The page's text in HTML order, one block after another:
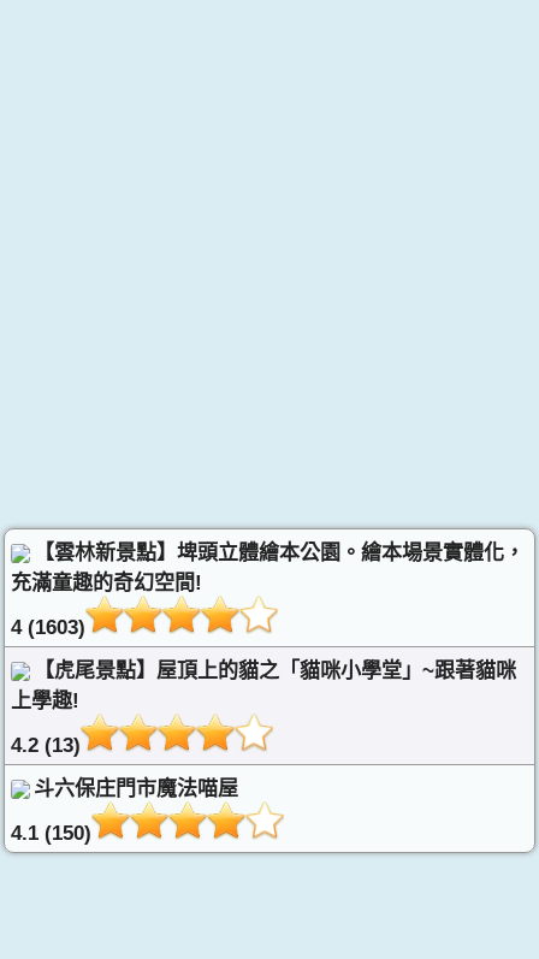
【雲林新景點】埤頭立體繪本公園。繪本場景實體化，
充滿童趣的奇幻空間!
4 (1603)
【虎尾景點】屋頂上的貓之「貓咪小學堂」~跟著貓咪
上學趣!
4.2 (13)
斗六保庄門市魔法喵屋
4.1 (150)